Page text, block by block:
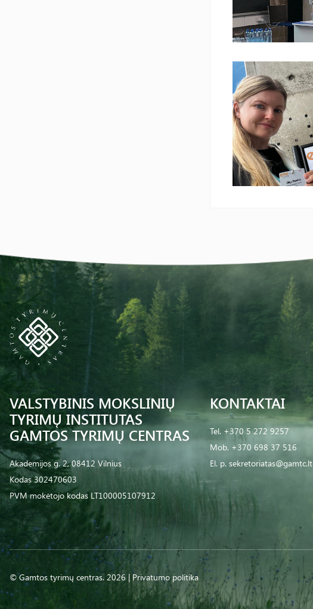
VALSTYBINIS MOKSLINIŲ
TYRIMŲ INSTITUTAS
GAMTOS TYRIMŲ CENTRAS
Akademijos g. 2, 08412 Vilnius
Kodas 302470603
PVM mokėtojo kodas LT100005107912
KONTAKTAI
Tel. +370 5 272 9257
Mob. +370 698 37 516
El. p. sekretoriatas@gamtc.lt
© Gamtos tyrimų centras. 2026 | Privatumo politika